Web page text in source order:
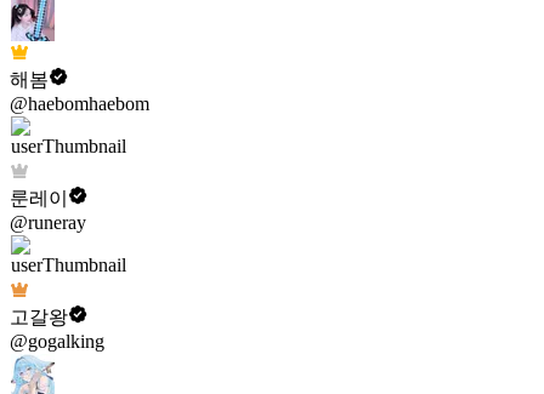
해봄
@haebomhaebom
룬레이
@runeray
고갈왕
@gogalking